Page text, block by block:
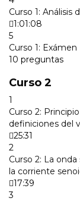
Curso 1: Análisis
1:01:08
5
Curso 1: Exámen
10 preguntas
Curso 2
1
Curso 2:
definiciones del
25:31
2
Curso 2: La
la corriente
17:39
3